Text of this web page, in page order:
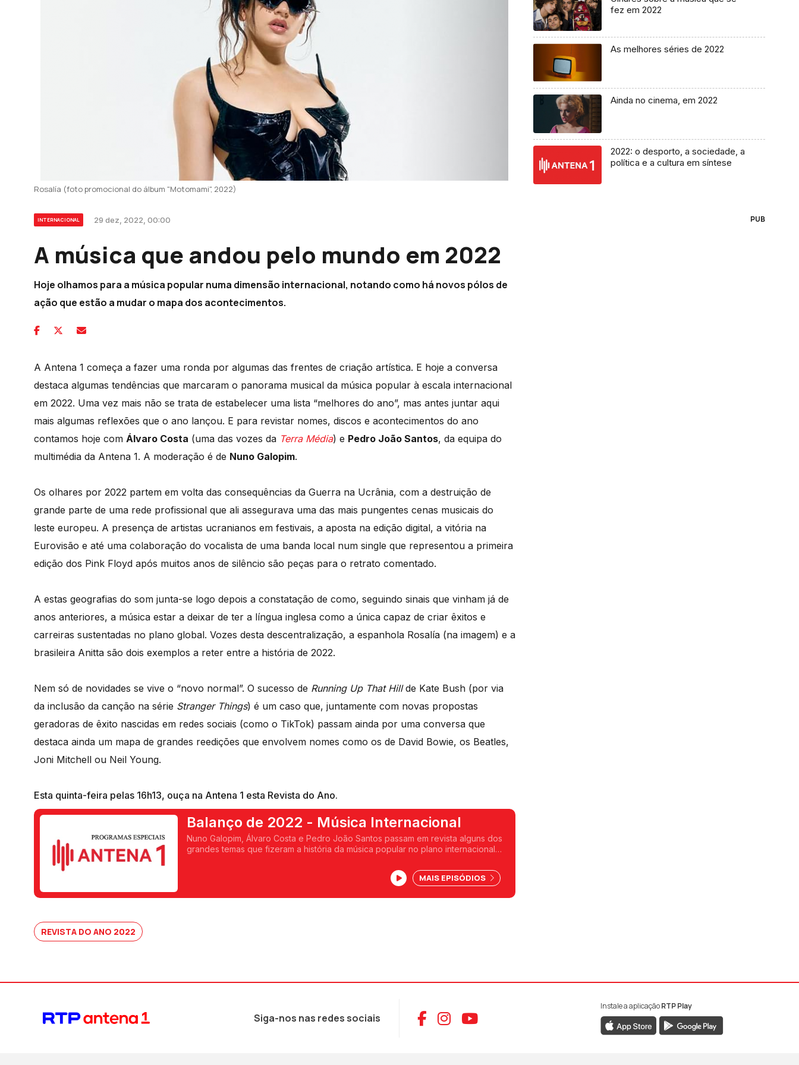
Rosalía (foto promocional do álbum "Motomami", 2022)
INTERNACIONAL 29 dez, 2022, 00:00
A música que andou pelo mundo em 2022
Hoje olhamos para a música popular numa dimensão internacional, notando como há novos pólos de
ação que estão a mudar o mapa dos acontecimentos.
A Antena 1 começa a fazer uma ronda por algumas das frentes de criação artística. E hoje a conversa
destaca algumas tendências que marcaram o panorama musical da música popular à escala internacional
em 2022. Uma vez mais não se trata de estabelecer uma lista “melhores do ano”, mas antes juntar aqui
mais algumas reflexões que o ano lançou. E para revistar nomes, discos e acontecimentos do ano
contamos hoje com Álvaro Costa (uma das vozes da Terra Média) e Pedro João Santos, da equipa do
multimédia da Antena 1. A moderação é de Nuno Galopim.
Os olhares por 2022 partem em volta das consequências da Guerra na Ucrânia, com a destruição de
grande parte de uma rede profissional que ali assegurava uma das mais pungentes cenas musicais do
leste europeu. A presença de artistas ucranianos em festivais, a aposta na edição digital, a vitória na
Eurovisão e até uma colaboração do vocalista de uma banda local num single que representou a primeira
edição dos Pink Floyd após muitos anos de silêncio são peças para o retrato comentado.
A estas geografias do som junta-se logo depois a constatação de como, seguindo sinais que vinham já de
anos anteriores, a música estar a deixar de ter a língua inglesa como a única capaz de criar êxitos e
carreiras sustentadas no plano global. Vozes desta descentralização, a espanhola Rosalía (na imagem) e a
brasileira Anitta são dois exemplos a reter entre a história de 2022.
Nem só de novidades se vive o “novo normal”. O sucesso de Running Up That Hillde Kate Bush (por via
da inclusão da canção na série Stranger Things) é um caso que, juntamente com novas propostas
geradoras de êxito nascidas em redes sociais (como o TikTok) passam ainda por uma conversa que
destaca ainda um mapa de grandes reedições que envolvem nomes como os de David Bowie, os Beatles,
Joni Mitchell ou Neil Young.
Esta quinta-feira pelas 16h13, ouça na Antena 1 esta Revista do Ano.
Balanço de 2022 - Música Internacional
Nuno Galopim, Álvaro Costa e Pedro João Santos passam em revista alguns dos
grandes temas que fizeram a história da música popular no plano internacional
MAIS EPISÓDIOS
REVISTA DO ANO 2022
fez em 2022
As melhores séries de 2022
Ainda no cinema, em 2022
2022: o desporto, a sociedade, a
política e a cultura em síntese
PUB
Siga-nos nas redes sociais Aceder ao Facebook da RTP Antena 1
Aceder ao Instagram da RTP Antena 1
Aceder ao YouTube da RTP Antena 1
Instale a aplicaçãoRTP Play